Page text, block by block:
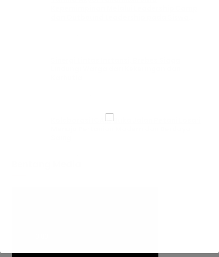
Kolaborasi ICARE Buka Jalan Petani Losari